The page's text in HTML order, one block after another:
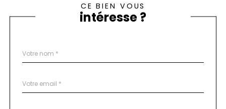
CE BIEN VOUS
intéresse ?
par
*
*